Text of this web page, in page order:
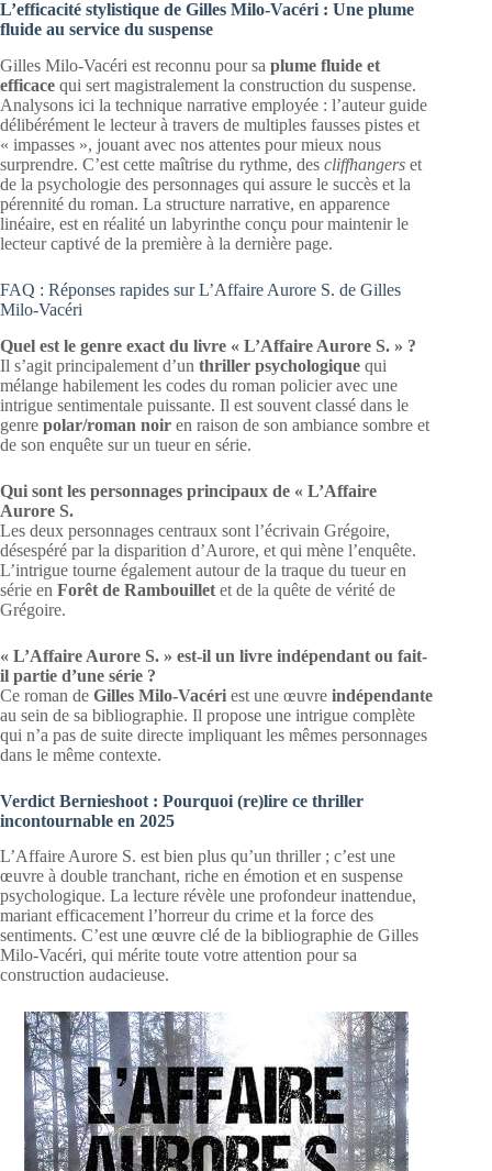
L’efficacité stylistique de Gilles Milo-Vacéri : Une plume
fluide au service du suspense
Gilles Milo-Vacéri est reconnu pour sa plume fluide et
efficace qui sert magistralement la construction du suspense.
Analysons ici la technique narrative employée : l’auteur guide
délibérément le lecteur à travers de multiples fausses pistes et
« impasses », jouant avec nos attentes pour mieux nous
surprendre. C’est cette maîtrise du rythme, des cliffhangers et
de la psychologie des personnages qui assure le succès et la
pérennité du roman. La structure narrative, en apparence
linéaire, est en réalité un labyrinthe conçu pour maintenir le
lecteur captivé de la première à la dernière page.
FAQ : Réponses rapides sur L’Affaire Aurore S. de Gilles
Milo-Vacéri
Quel est le genre exact du livre « L’Affaire Aurore S. » ?
Il s’agit principalement d’un thriller psychologique qui
mélange habilement les codes du roman policier avec une
intrigue sentimentale puissante. Il est souvent classé dans le
genre polar/roman noir en raison de son ambiance sombre et
de son enquête sur un tueur en série.
Qui sont les personnages principaux de « L’Affaire
Aurore S.
Les deux personnages centraux sont l’écrivain Grégoire,
désespéré par la disparition d’Aurore, et qui mène l’enquête.
L’intrigue tourne également autour de la traque du tueur en
série en Forêt de Rambouillet et de la quête de vérité de
Grégoire.
« L’Affaire Aurore S. » est-il un livre indépendant ou fait-
il partie d’une série ?
Ce roman de Gilles Milo-Vacéri est une œuvre indépendante
au sein de sa bibliographie. Il propose une intrigue complète
qui n’a pas de suite directe impliquant les mêmes personnages
dans le même contexte.
Verdict Bernieshoot : Pourquoi (re)lire ce thriller
incontournable en 2025
L’Affaire Aurore S. est bien plus qu’un thriller ; c’est une
œuvre à double tranchant, riche en émotion et en suspense
psychologique. La lecture révèle une profondeur inattendue,
mariant efficacement l’horreur du crime et la force des
sentiments. C’est une œuvre clé de la bibliographie de Gilles
Milo-Vacéri, qui mérite toute votre attention pour sa
construction audacieuse.